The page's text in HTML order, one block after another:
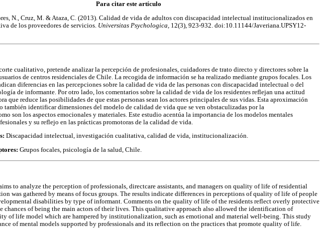
Para citar este artículo
N., Cruz, M. & Ataza, C. (2013). Calidad de vida de adultos con discapacidad intelectual institucionalizados en
de los proveedores de servicios. Universitas Psychologica, 12(3), 923-932. doi:10.11144/Javeriana.UPSY12-
cualitativo, pretende analizar la percepción de profesionales, cuidadores de trato directo y directores sobre la
de centros residenciales de Chile. La recogida de información se ha realizado mediante grupos focales. Los
diferencias en las percepciones sobre la calidad de vida de las personas con discapacidad intelectual o del
de informante. Por otro lado, los comentarios sobre la calidad de vida de los residentes reflejan una actitud
que reduce las posibilidades de que estas personas sean los actores principales de sus vidas. Esta aproximación
identificar dimensiones del modelo de calidad de vida que se ven obstaculizadas por la
son los aspectos emocionales y materiales. Este estudio acentúa la importancia de los modelos mentales
y su reflejo en las prácticas promotoras de la calidad de vida.
Discapacidad intelectual, investigación cualitativa, calidad de vida, institucionalización.
Grupos focales, psicología de la salud, Chile.
to analyze the perception of professionals, directcare assistants, and managers on quality of life of residential
was gathered by means of focus groups. The results indicate differences in perceptions of quality of life of people
disabilities by type of informant. Comments on the quality of life of the residents reflect overly protective
chances of being the main actors of their lives. This qualitative approach also allowed the identification of
of life model which are hampered by institutionalization, such as emotional and material well-being. This study
of mental models supported by professionals and its reflection on the practices that promote quality of life.